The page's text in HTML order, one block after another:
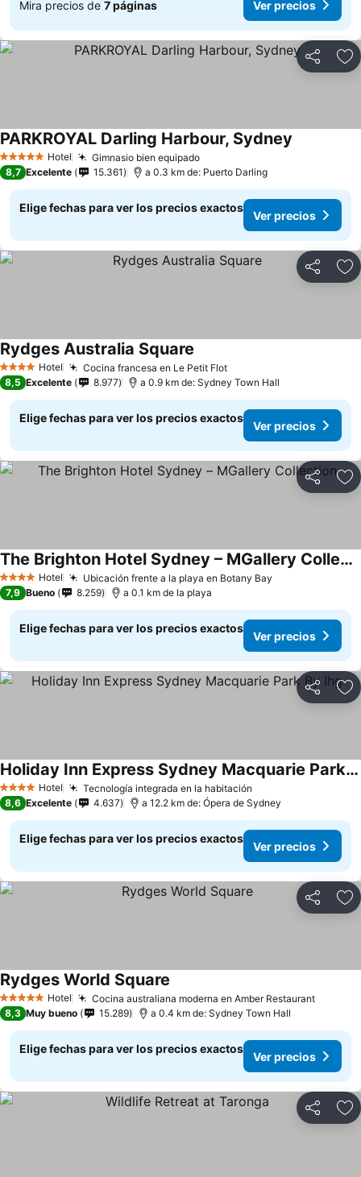
Mira precios de 7 páginas Ver precios
Compartir
5 Estrellas Hotel Gimnasio bien equipadoVer precios
PARKROYAL Darling Harbour, Sydney
8,7 Excelente 15.361 a 0.3 km de: Puerto Darling
Elige fechas para ver los precios exactos
Ver precios
Compartir
4 EstrellasHotel Cocina francesa en Le Petit FlotVer precios
Rydges Australia Square
8,5 Excelente 8.977 a 0.9 km de: Sydney Town Hall
Elige fechas para ver los precios exactos
Ver precios
Compartir
4 EstrellasHotel Ubicación frente a la playa en Botany Bay
The Brighton Hotel Sydney – MGallery Collection
Ver precios
7,9 Bueno 8.259 a 0.1 km de la playa
Elige fechas para ver los precios exactos
Ver precios
Compartir
4 EstrellasHotel Tecnología integrada en la habitación
Holiday Inn Express Sydney Macquarie Park By Ihg
Ver precios
8,6 Excelente 4.637 a 12.2 km de: Ópera de Sydney
Elige fechas para ver los precios exactos
Ver precios
Compartir
5 Estrellas Hotel Cocina australiana moderna en Amber RestaurantVer
Rydges World Square
8,3 Muy bueno 15.289 a 0.4 km de: Sydney Town Hall
Elige fechas para ver los precios exactos
Ver precios
Compartir